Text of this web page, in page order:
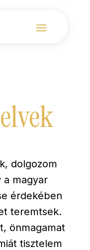
dolgozom
a magyar
érdekében
teremtsek.
önmagamat
tisztelem